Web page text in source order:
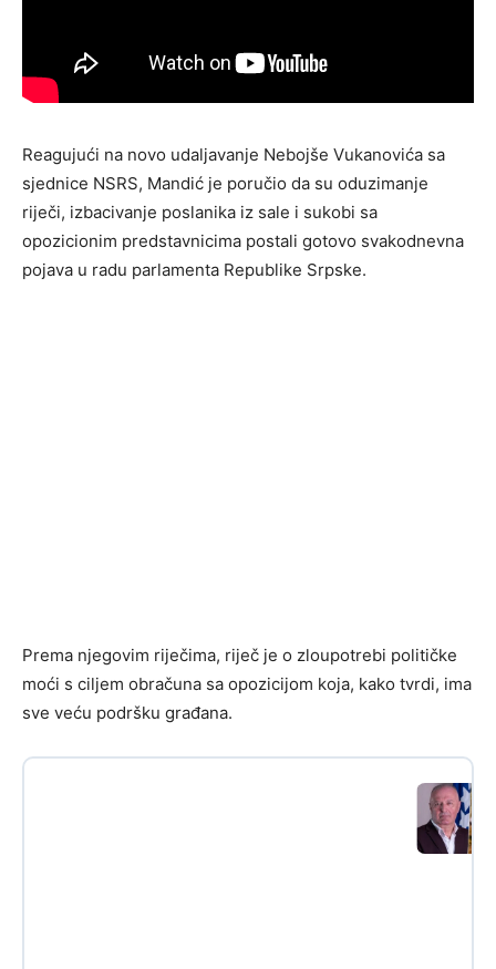
Reagujući na novo udaljavanje Nebojše Vukanovića sa
sjednice NSRS, Mandić je poručio da su oduzimanje
riječi, izbacivanje poslanika iz sale i sukobi sa
opozicionim predstavnicima postali gotovo svakodnevna
pojava u radu parlamenta Republike Srpske.
Prema njegovim riječima, riječ je o zloupotrebi političke
moći s ciljem obračuna sa opozicijom koja, kako tvrdi, ima
sve veću podršku građana.